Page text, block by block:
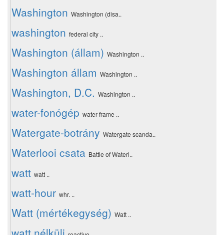
Washington Washington (disa..
washington federal city ..
Washington (állam) Washington ..
Washington állam Washington ..
Washington, D.C. Washington ..
water-fonógép water frame ..
Watergate-botrány Watergate scanda..
Waterlooi csata Battle of Waterl..
watt watt ..
watt-hour whr. ..
Watt (mértékegység) Watt ..